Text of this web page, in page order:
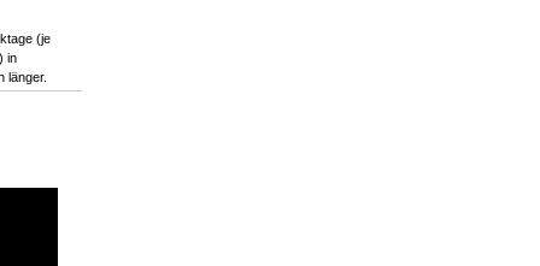
(je
in
länger.